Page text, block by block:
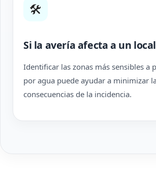
🛠
Si la avería afecta a un
Identificar las zonas más sensibles a
por agua puede ayudar a minimizar
consecuencias de la incidencia.